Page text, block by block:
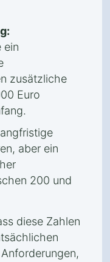
ein
zusätzliche
Euro
aber ein
200 und
diese Zahlen